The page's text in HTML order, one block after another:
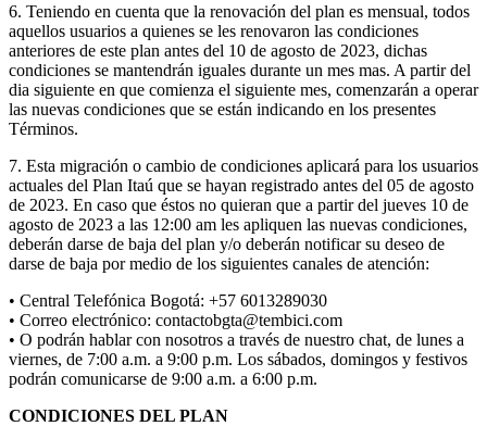
6. Teniendo en cuenta que la renovación del plan es mensual, todos
aquellos usuarios a quienes se les renovaron las condiciones
anteriores de este plan antes del 10 de agosto de 2023, dichas
condiciones se mantendrán iguales durante un mes mas. A partir del
dia siguiente en que comienza el siguiente mes, comenzarán a operar
las nuevas condiciones que se están indicando en los presentes
Términos.
7. Esta migración o cambio de condiciones aplicará para los usuarios
actuales del Plan Itaú que se hayan registrado antes del 05 de agosto
de 2023. En caso que éstos no quieran que a partir del jueves 10 de
agosto de 2023 a las 12:00 am les apliquen las nuevas condiciones,
deberán darse de baja del plan y/o deberán notificar su deseo de
darse de baja por medio de los siguientes canales de atención:
• Central Telefónica Bogotá: +57 6013289030
• Correo electrónico: contactobgta@tembici.com
• O podrán hablar con nosotros a través de nuestro chat, de lunes a
viernes, de 7:00 a.m. a 9:00 p.m. Los sábados, domingos y festivos
podrán comunicarse de 9:00 a.m. a 6:00 p.m.
CONDICIONES DEL PLAN